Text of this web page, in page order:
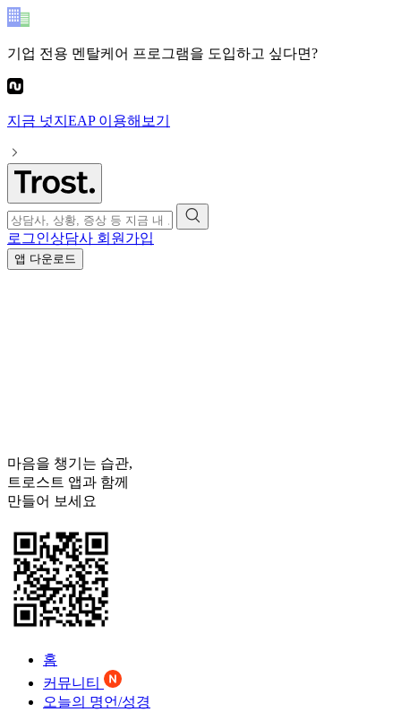
기업 전용 멘탈케어 프로그램을 도입하고 싶다면?
지금 넛지EAP이용해보기
로그인상담사 회원가입
앱 다운로드
마음을 챙기는 습관,
트로스트 앱과 함께
만들어 보세요
홈
커뮤니티
오늘의 명언/성경